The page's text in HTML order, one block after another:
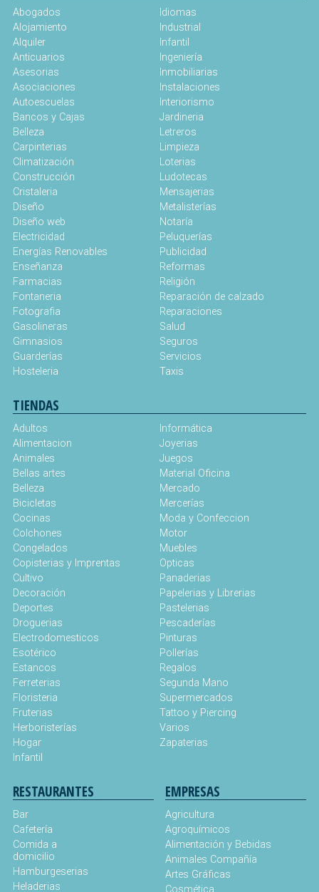
Abogados
Alojamiento
Alquiler
Anticuarios
Asesorias
Asociaciones
Autoescuelas
Bancos y Cajas
Belleza
Carpinterias
Climatización
Construcción
Cristaleria
Diseño
Diseño web
Electricidad
Energías Renovables
Enseñanza
Farmacias
Fontaneria
Fotografia
Gasolineras
Gimnasios
Guarderías
Hosteleria
Idiomas
Industrial
Infantil
Ingeniería
Inmobiliarias
Instalaciones
Interiorismo
Jardineria
Letreros
Limpieza
Loterias
Ludotecas
Mensajerias
Metalisterías
Notaría
Peluquerías
Publicidad
Reformas
Religión
Reparación de calzado
Reparaciones
Salud
Seguros
Servicios
Taxis
TIENDAS
Adultos
Alimentacion
Animales
Bellas artes
Belleza
Bicicletas
Cocinas
Colchones
Congelados
Copisterias y Imprentas
Cultivo
Decoración
Deportes
Droguerias
Electrodomesticos
Esotérico
Estancos
Ferreterias
Floristeria
Fruterias
Herboristerías
Hogar
Infantil
Informática
Joyerias
Juegos
Material Oficina
Mercado
Mercerías
Moda y Confeccion
Motor
Muebles
Opticas
Panaderias
Papelerias y Librerias
Pastelerias
Pescaderías
Pinturas
Pollerías
Regalos
Segunda Mano
Supermercados
Tattoo y Piercing
Varios
Zapaterias
RESTAURANTES
Bar
Cafetería
Comida a
domicilio
Hamburgeserias
Heladerias
EMPRESAS
Agricultura
Agroquímicos
Alimentación y Bebidas
Animales Compañía
Artes Gráficas